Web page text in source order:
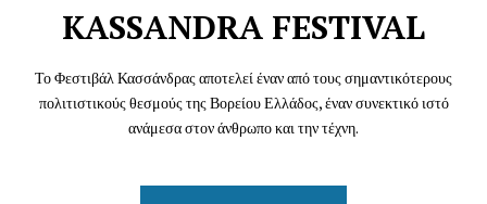
KASSANDRA FESTIVAL
Το Φεστιβάλ Κασσάνδρας αποτελεί έναν από τους σημαντικότερους
πολιτιστικούς θεσμούς της Βορείου Ελλάδος, έναν συνεκτικό ιστό
ανάμεσα στον άνθρωπο και την τέχνη.